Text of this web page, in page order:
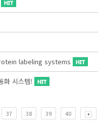
labeling systems
화 시스템!
37 38 39 40